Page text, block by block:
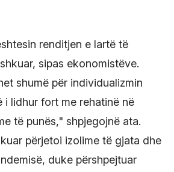
renditjen e lartë të
sipas ekonomistëve.
shumë për individualizmin
i lidhur fort me rehatinë në
të punës," shpjegojnë ata.
përjetoi izolime të gjata dhe
duke përshpejtuar